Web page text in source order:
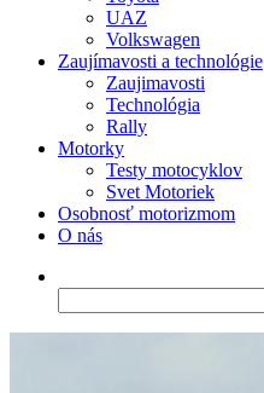
UAZ
Volkswagen
Zaujímavosti a technológie
Zaujimavosti
Technológia
Rally
Motorky
Testy motocyklov
Svet Motoriek
Osobnosť motorizmom
O nás